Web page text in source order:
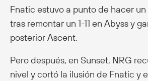
Fnatic estuvo a punto de hacer un
tras remontar un 1-11 en Abyss y
posterior Ascent.
Pero después, en Sunset, NRG
nivel y cortó la ilusión de Fnatic y